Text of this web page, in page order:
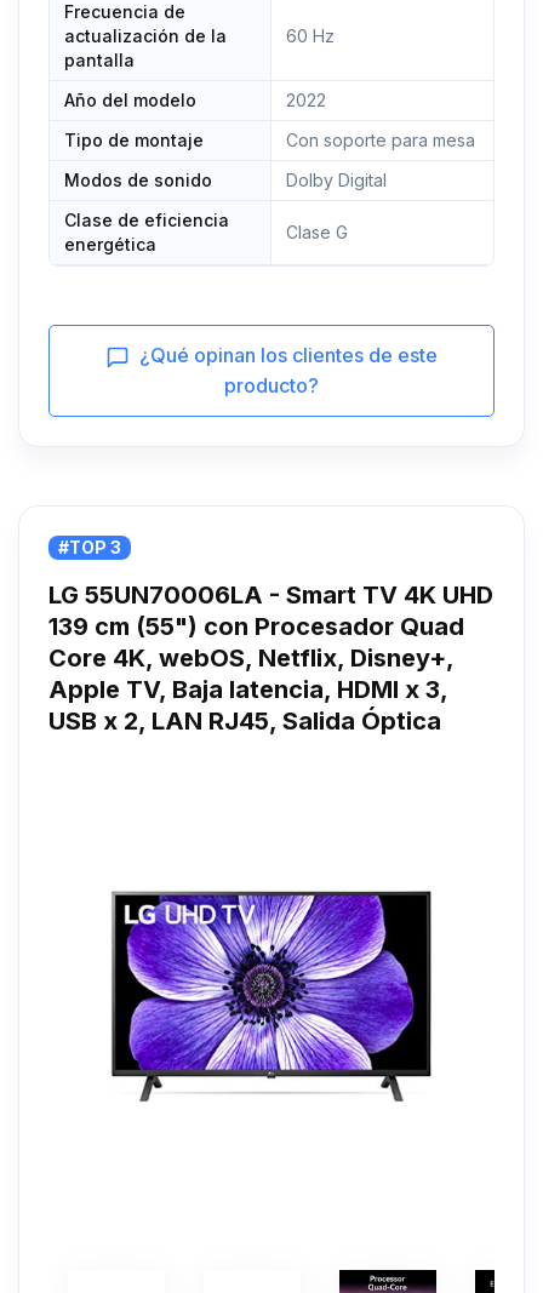
Frecuencia de
actualización de la
pantalla
60 Hz
Año del modelo
2022
Tipo de montaje
Con soporte para mesa
Modos de sonido
Dolby Digital
Clase de eficiencia
energética
Clase G
¿Qué opinan los clientes de este
producto?
#TOP 3
LG 55UN70006LA - Smart TV 4K UHD
139 cm (55") con Procesador Quad
Core 4K, webOS, Netflix, Disney+,
Apple TV, Baja latencia, HDMI x 3,
USB x 2, LAN RJ45, Salida Óptica